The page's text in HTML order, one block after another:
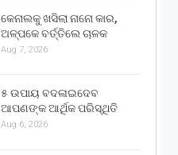
କେନାଲକୁ ଖସିଲା ନାନୋ କାର,
ଅଳ୍ପକେ ବର୍ତ୍ତିଲେ ଚାଳକ
Aug 7, 2026
୫ ଉପାୟ ବଦଳାଇଦେବ
ଆପଣଙ୍କ ଆର୍ଥିକ ପରିସ୍ଥିତି
Aug 6, 2026